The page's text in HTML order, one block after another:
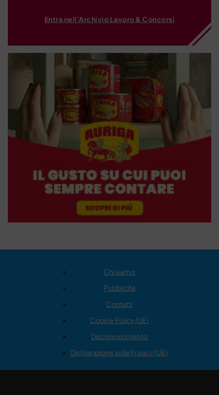
Entra nell'Archivio Lavoro & Concorsi
Chi siamo
Pubblicità
Contatti
Cookie Policy (UE)
Disconoscimento
Dichiarazione sulla Privacy (UE)